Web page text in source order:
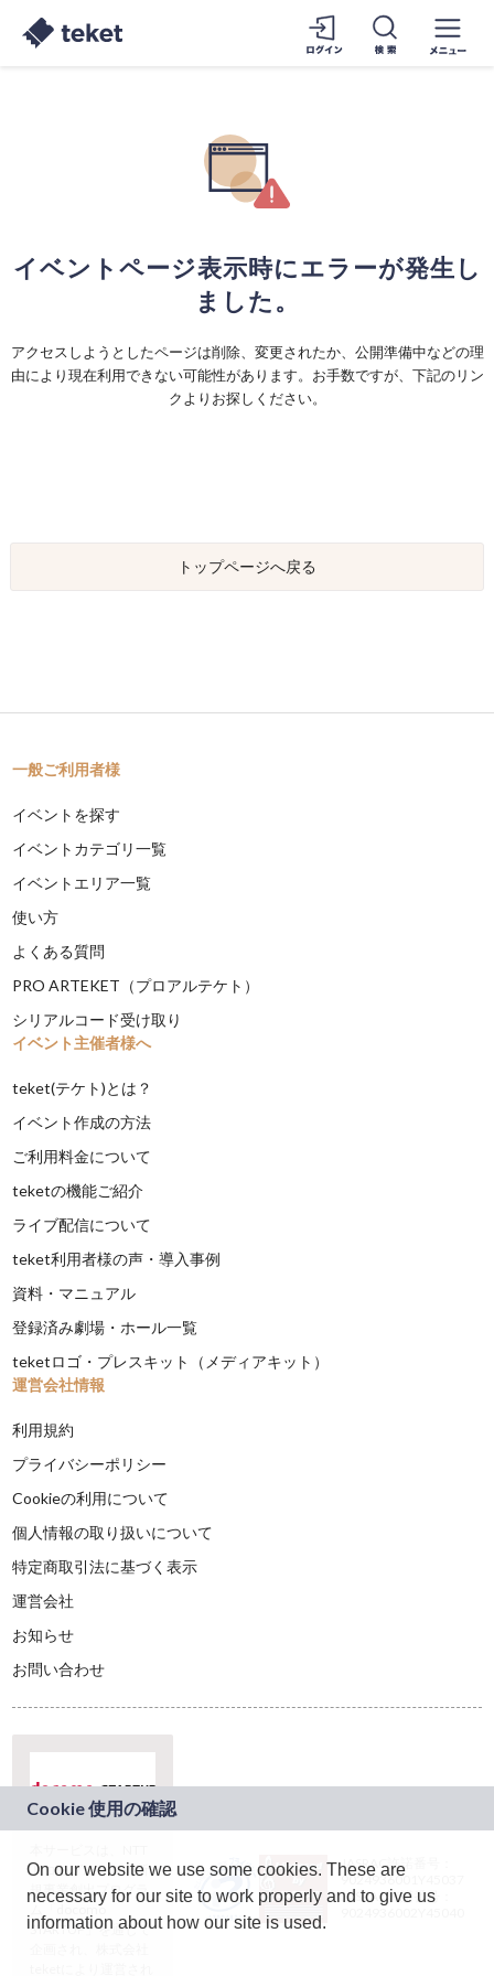
イベントページ表示時にエラーが発生し
ました。
アクセスしようとしたページは削除、変更されたか、公開準備中などの理
由により現在利用できない可能性があります。お手数ですが、下記のリン
クよりお探しください。
トップページへ戻る
一般ご利用者様
イベントを探す
イベントカテゴリ一覧
イベントエリア一覧
使い方
よくある質問
PRO ARTEKET（プロアルテケト）
シリアルコード受け取り
イベント主催者様へ
teket(テケト)とは？
イベント作成の方法
ご利用料金について
teketの機能ご紹介
ライブ配信について
teket利用者様の声・導入事例
資料・マニュアル
登録済み劇場・ホール一覧
teketロゴ・プレスキット（メディアキット）
運営会社情報
利用規約
プライバシーポリシー
Cookieの利用について
個人情報の取り扱いについて
特定商取引法に基づく表示
運営会社
お知らせ
お問い合わせ
ドコモグループの新
規事業創出プログラ
ム「docomo
STARTUP」を通じて
JASRAC許諾番号：
9024936001Y45037
JASRAC許諾番号：
On our website we use some cookies. These are
necessary for our site to work properly and to give us
information about how our site is used.